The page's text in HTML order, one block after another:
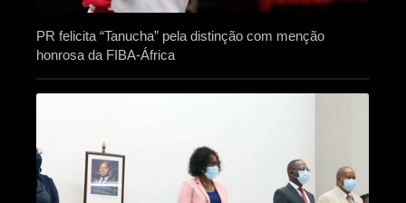
PR felicita “Tanucha” pela distinção com menção
honrosa da FIBA-África